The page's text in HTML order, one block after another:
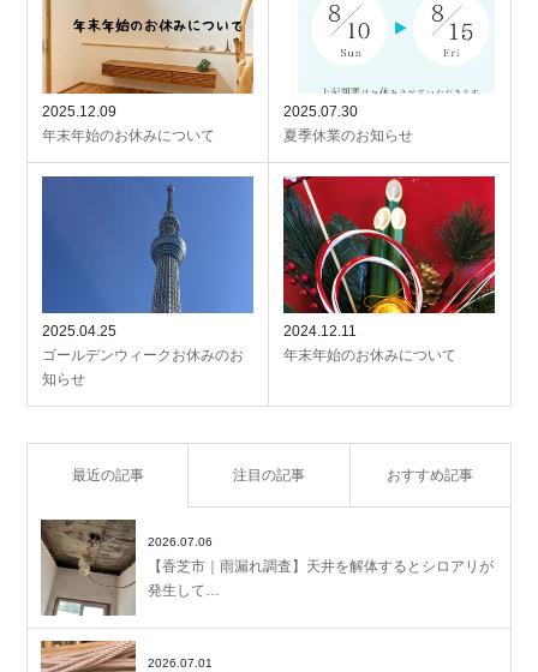
2025.12.09
年末年始のお休みについて
2025.07.30
夏季休業のお知らせ
2025.04.25
ゴールデンウィークお休みのお
知らせ
2024.12.11
年末年始のお休みについて
最近の記事 注目の記事 おすすめ記事
2026.07.06
【香芝市｜雨漏れ調査】天井を解体するとシロアリが
発生して…
2026.07.01